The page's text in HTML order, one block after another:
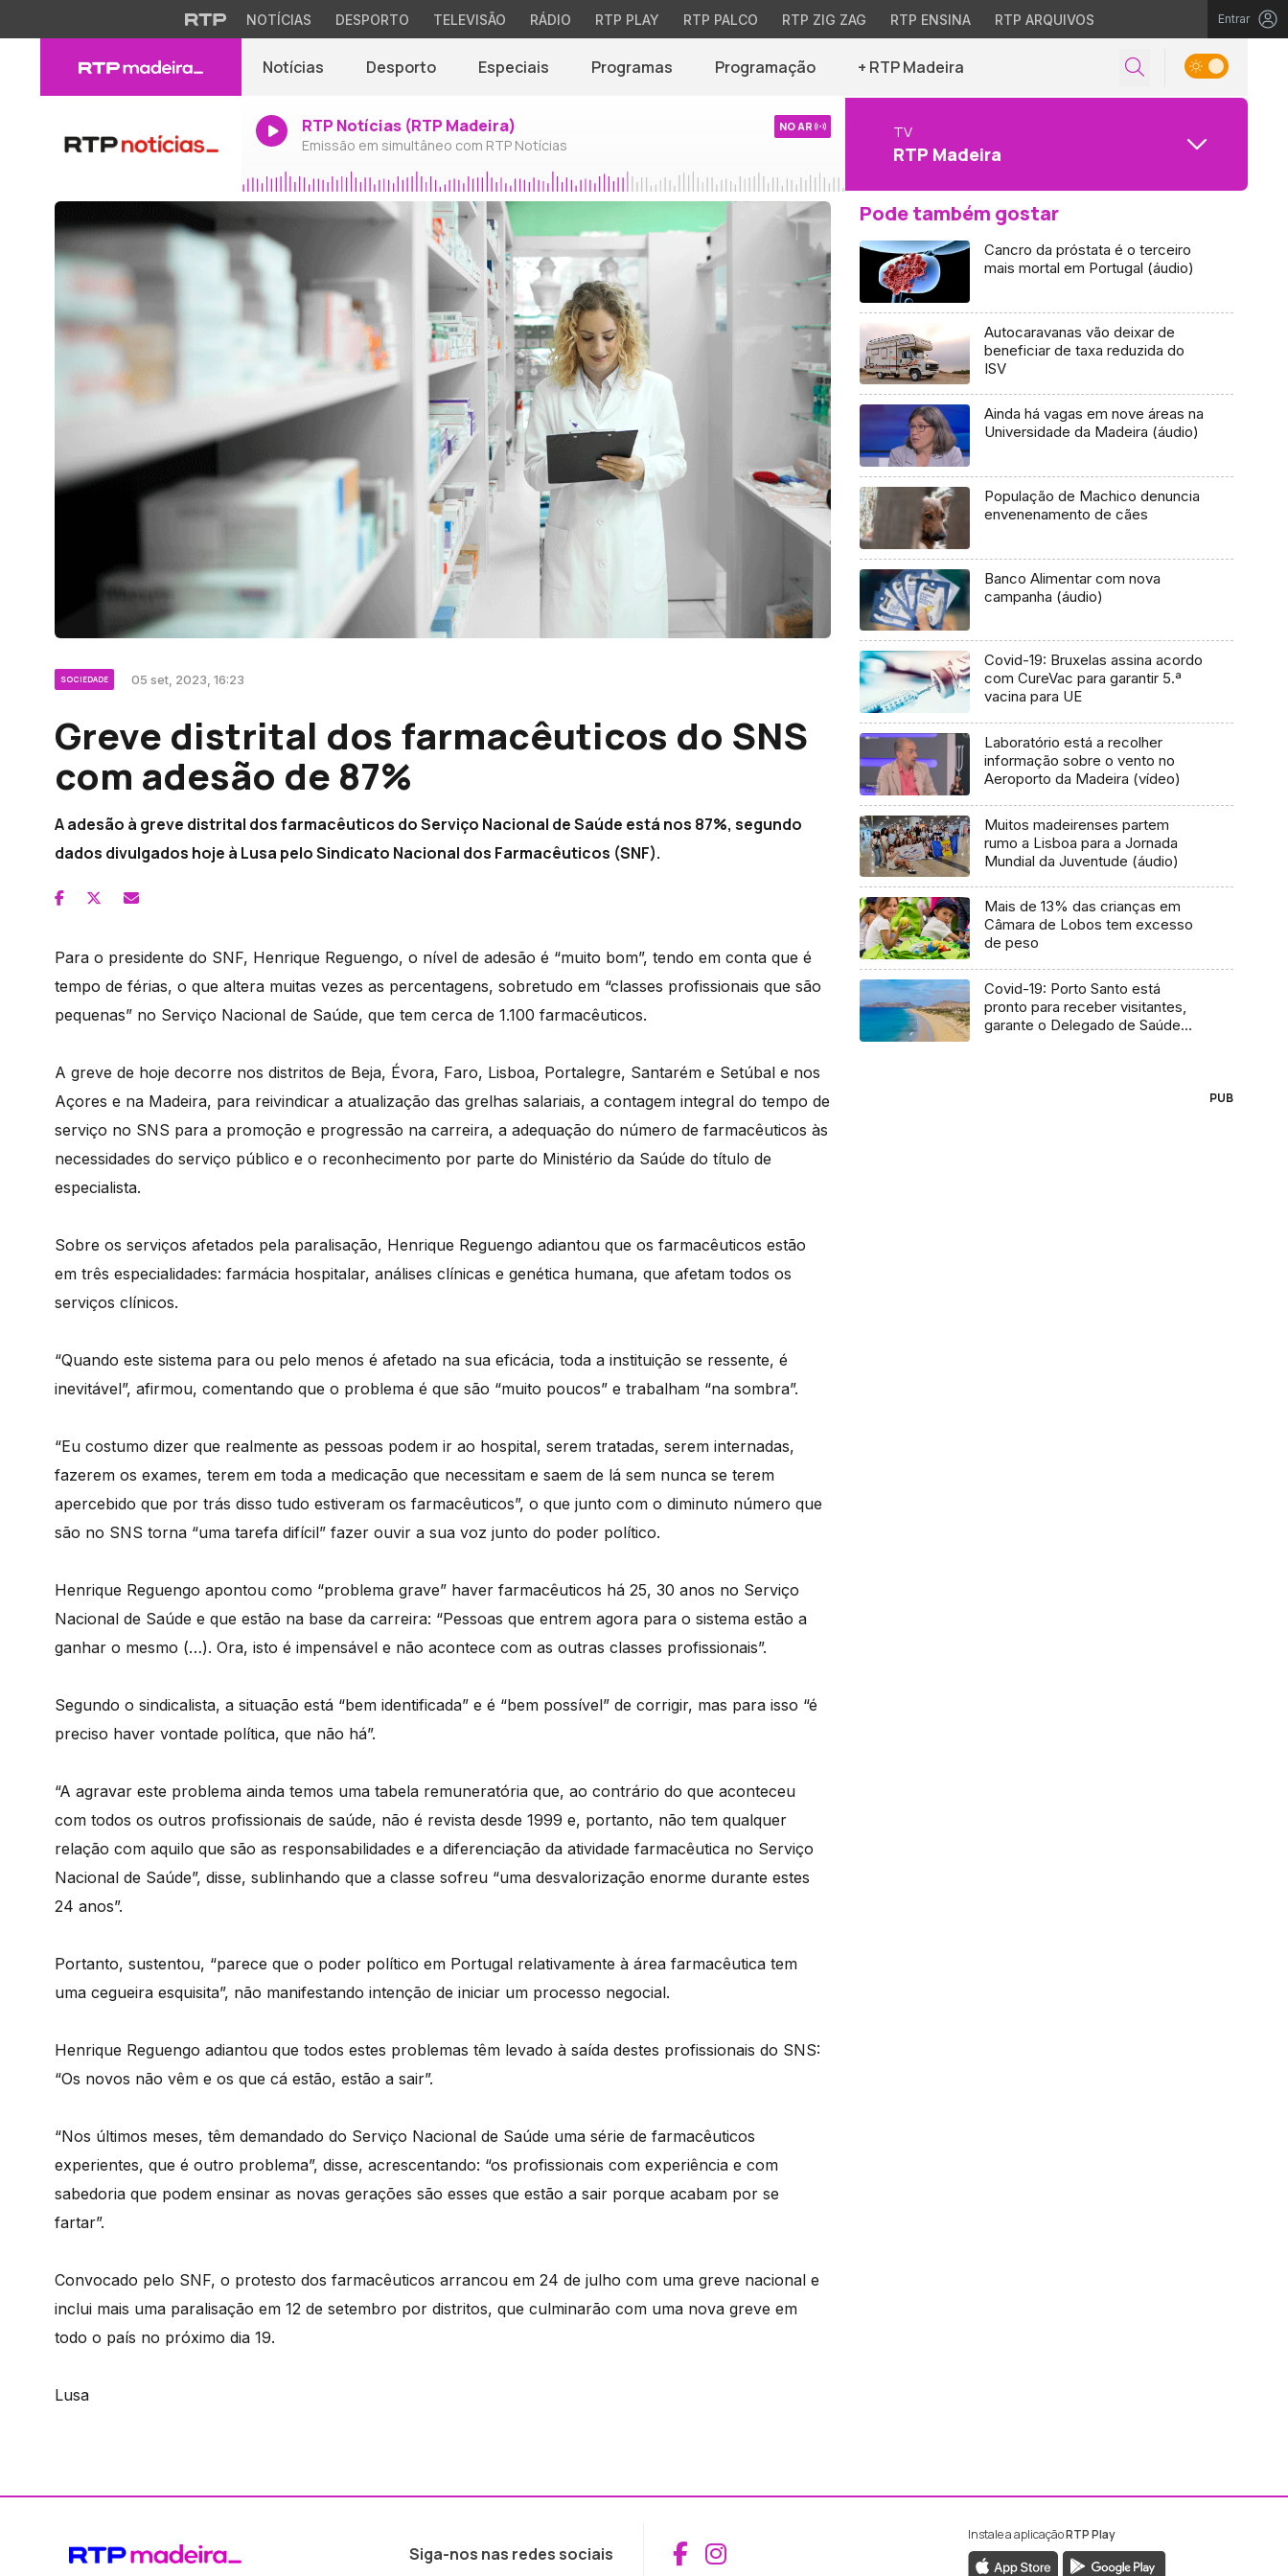
NOTÍCIAS DESPORTO TELEVISÃO RÁDIO RTP PLAY RTP PALCO RTP ZIG ZAG RTP ENSINA RTP ARQUIVOS Entrar
Notícias Desporto Especiais Programas Programação + RTP Madeira
RTP Notícias (RTP Madeira)
Emissão em simultâneo com RTP Notícias
NO AR TV
RTP Madeira
SOCIEDADE 05 set, 2023, 16:23
Greve distrital dos farmacêuticos do SNS
com adesão de 87%
A adesão à greve distrital dos farmacêuticos do Serviço Nacional de Saúde está nos 87%, segundo
dados divulgados hoje à Lusa pelo Sindicato Nacional dos Farmacêuticos (SNF).
Para o presidente do SNF, Henrique Reguengo, o nível de adesão é “muito bom”, tendo em conta que é
tempo de férias, o que altera muitas vezes as percentagens, sobretudo em “classes profissionais que são
pequenas” no Serviço Nacional de Saúde, que tem cerca de 1.100 farmacêuticos.
A greve de hoje decorre nos distritos de Beja, Évora, Faro, Lisboa, Portalegre, Santarém e Setúbal e nos
Açores e na Madeira, para reivindicar a atualização das grelhas salariais, a contagem integral do tempo de
serviço no SNS para a promoção e progressão na carreira, a adequação do número de farmacêuticos às
necessidades do serviço público e o reconhecimento por parte do Ministério da Saúde do título de
especialista.
Sobre os serviços afetados pela paralisação, Henrique Reguengo adiantou que os farmacêuticos estão
em três especialidades: farmácia hospitalar, análises clínicas e genética humana, que afetam todos os
serviços clínicos.
“Quando este sistema para ou pelo menos é afetado na sua eficácia, toda a instituição se ressente, é
inevitável”, afirmou, comentando que o problema é que são “muito poucos” e trabalham “na sombra”.
“Eu costumo dizer que realmente as pessoas podem ir ao hospital, serem tratadas, serem internadas,
fazerem os exames, terem em toda a medicação que necessitam e saem de lá sem nunca se terem
apercebido que por trás disso tudo estiveram os farmacêuticos”, o que junto com o diminuto número que
são no SNS torna “uma tarefa difícil” fazer ouvir a sua voz junto do poder político.
Henrique Reguengo apontou como “problema grave” haver farmacêuticos há 25, 30 anos no Serviço
Nacional de Saúde e que estão na base da carreira: “Pessoas que entrem agora para o sistema estão a
ganhar o mesmo (…). Ora, isto é impensável e não acontece com as outras classes profissionais”.
Segundo o sindicalista, a situação está “bem identificada” e é “bem possível” de corrigir, mas para isso “é
preciso haver vontade política, que não há”.
“A agravar este problema ainda temos uma tabela remuneratória que, ao contrário do que aconteceu
com todos os outros profissionais de saúde, não é revista desde 1999 e, portanto, não tem qualquer
relação com aquilo que são as responsabilidades e a diferenciação da atividade farmacêutica no Serviço
Nacional de Saúde”, disse, sublinhando que a classe sofreu “uma desvalorização enorme durante estes
24 anos”.
Portanto, sustentou, “parece que o poder político em Portugal relativamente à área farmacêutica tem
uma cegueira esquisita”, não manifestando intenção de iniciar um processo negocial.
Henrique Reguengo adiantou que todos estes problemas têm levado à saída destes profissionais do SNS:
“Os novos não vêm e os que cá estão, estão a sair”.
“Nos últimos meses, têm demandado do Serviço Nacional de Saúde uma série de farmacêuticos
experientes, que é outro problema”, disse, acrescentando: “os profissionais com experiência e com
sabedoria que podem ensinar as novas gerações são esses que estão a sair porque acabam por se
fartar”.
Convocado pelo SNF, o protesto dos farmacêuticos arrancou em 24 de julho com uma greve nacional e
inclui mais uma paralisação em 12 de setembro por distritos, que culminarão com uma nova greve em
todo o país no próximo dia 19.
Lusa
Pode também gostar
Cancro da próstata é o terceiro
mais mortal em Portugal (áudio)
Autocaravanas vão deixar de
beneficiar de taxa reduzida do
ISV
Ainda há vagas em nove áreas na
Universidade da Madeira (áudio)
População de Machico denuncia
envenenamento de cães
Banco Alimentar com nova
campanha (áudio)
Covid-19: Bruxelas assina acordo
com CureVac para garantir 5.ª
vacina para UE
Laboratório está a recolher
informação sobre o vento no
Aeroporto da Madeira (vídeo)
Muitos madeirenses partem
rumo a Lisboa para a Jornada
Mundial da Juventude (áudio)
Mais de 13% das crianças em
Câmara de Lobos tem excesso
de peso
Covid-19: Porto Santo está
pronto para receber visitantes,
garante o Delegado de Saúde
PUB
Siga-nos nas redes sociais Aceder ao Facebook da RTP Madeira
Aceder ao Instagram da RTP Madeira
Instale a aplicaçãoRTP Play